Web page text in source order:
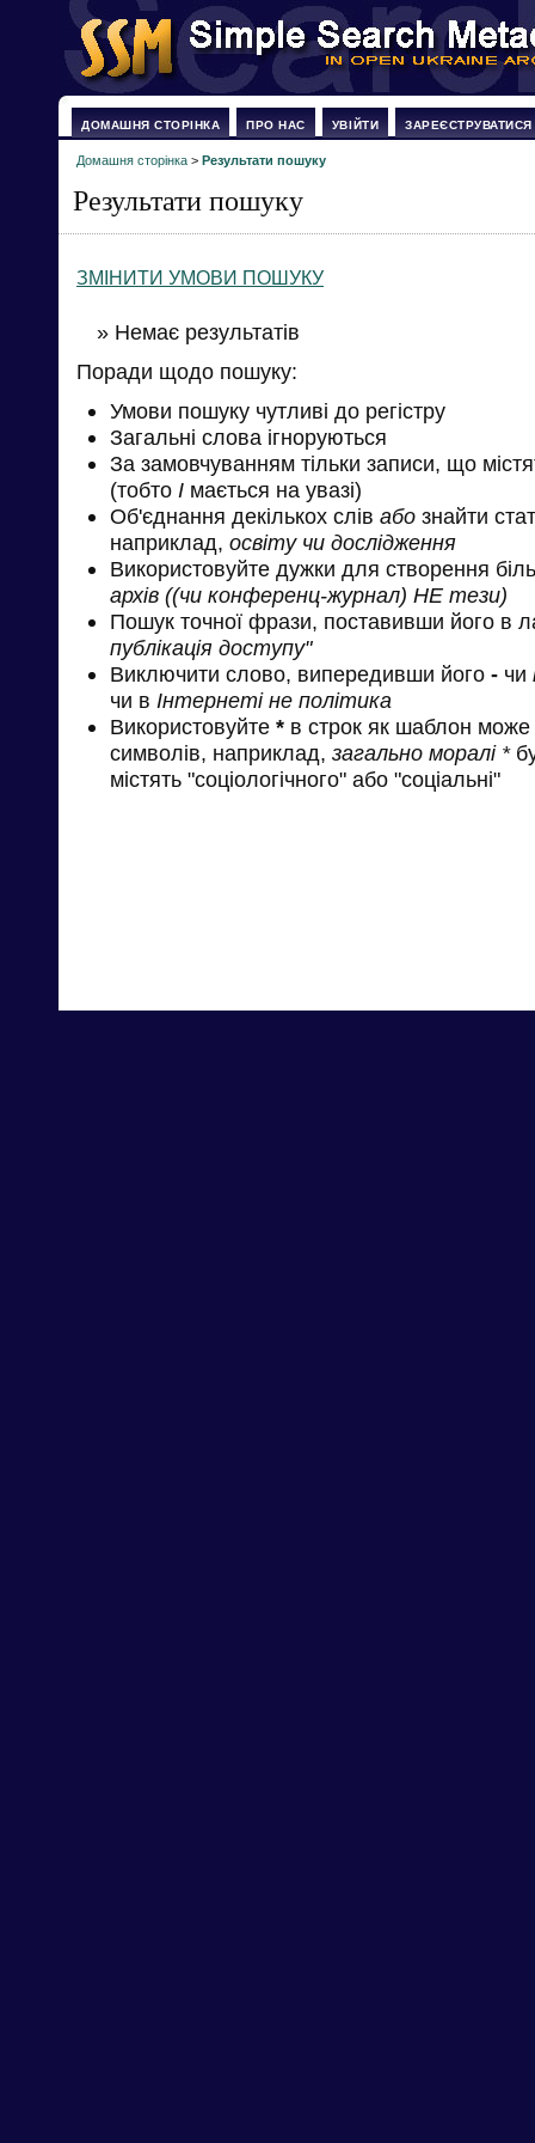
ДОМАШНЯ СТОРІНКА ПРО НАС УВІЙТИ ЗАРЕЄСТРУВАТИСЯ
Домашня сторінка > Результати пошуку
Результати пошуку
ЗМІНИТИ УМОВИ ПОШУКУ
» Немає результатів
Поради щодо пошуку:
Умови пошуку чутливі до регістру
Загальні слова ігноруються
За замовчуванням тільки записи, що
(тобто І мається на увазі)
Об'єднання декількох слів або знайти
наприклад, освіту чи дослідження
Використовуйте дужки для створення
архів ((чи конференц-журнал) НЕ тези)
Пошук точної фрази, поставивши його в
публікація доступу"
Виключити слово, випередивши його - чи
чи в Інтернеті не політика
Використовуйте * в строк як шаблон може
символів, наприклад, загально моралі *
містять "соціологічного" або "соціальні"